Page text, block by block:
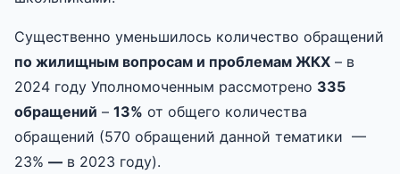
Существенно уменьшилось количество обращений
по жилищным вопросам и проблемам ЖКХ – в
2024 году Уполномоченным рассмотрено 335
обращений – 13% от общего количества
обращений (570 обращений данной тематики —
23% — в 2023 году).